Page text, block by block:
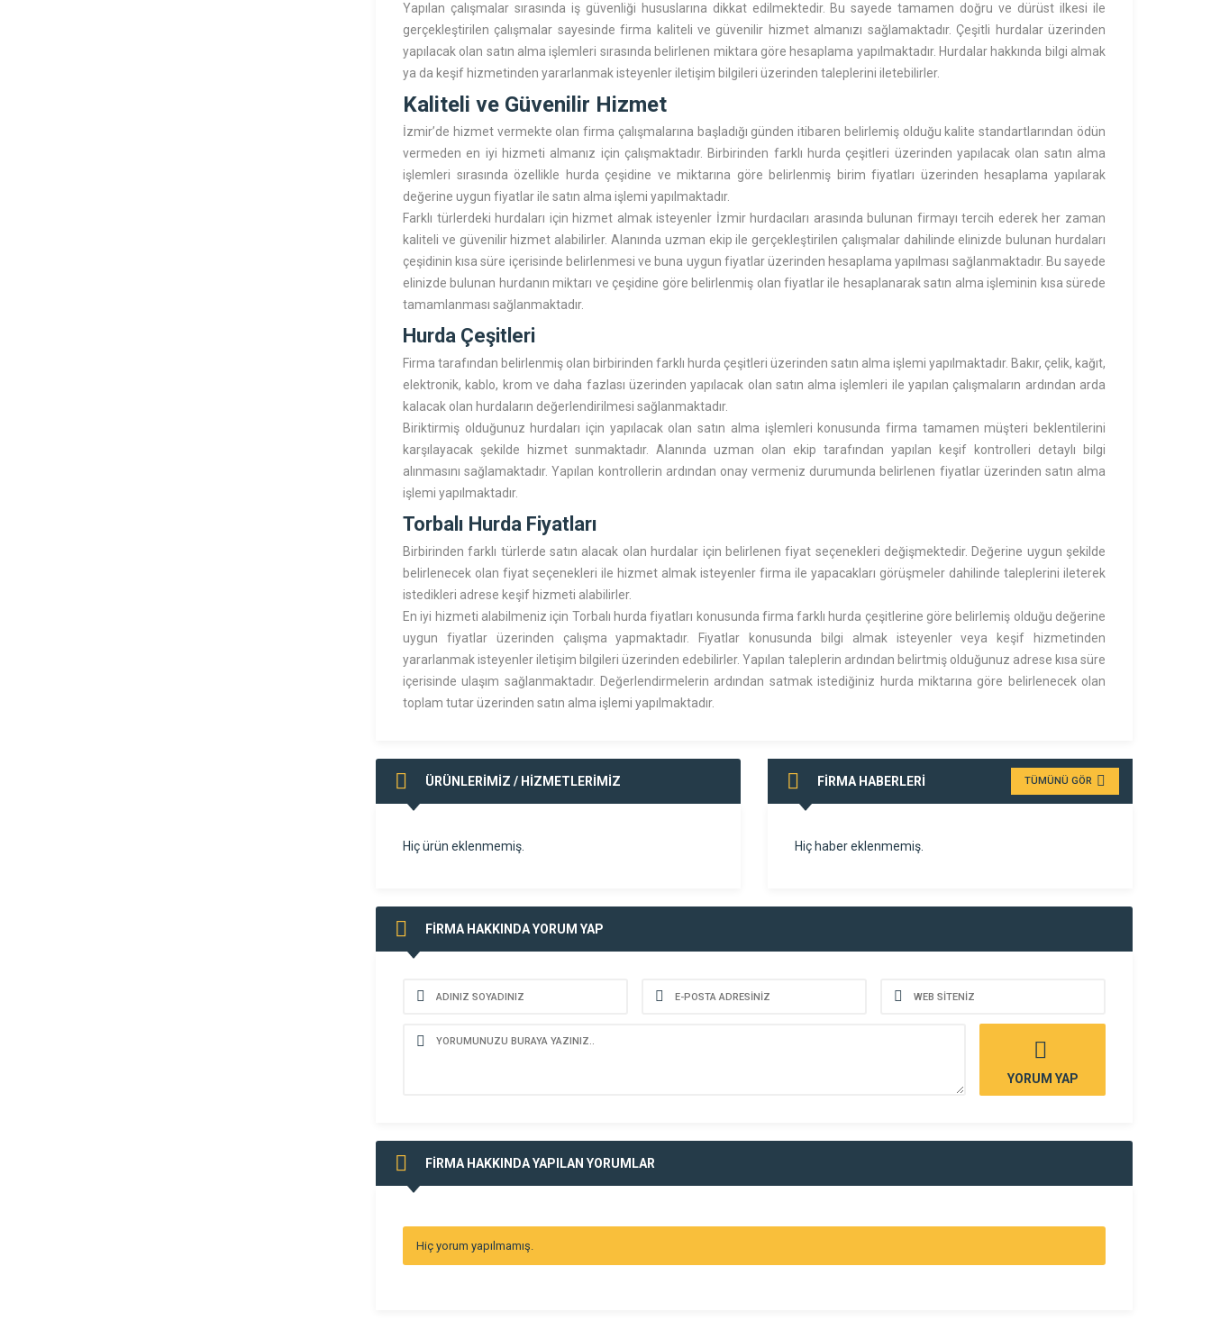
Yapılan çalışmalar sırasında iş güvenliği hususlarına dikkat edilmektedir. Bu sayede tamamen doğru ve dürüst ilkesi ile
gerçekleştirilen çalışmalar sayesinde firma kaliteli ve güvenilir hizmet almanızı sağlamaktadır. Çeşitli hurdalar üzerinden
yapılacak olan satın alma işlemleri sırasında belirlenen miktara göre hesaplama yapılmaktadır. Hurdalar hakkında bilgi almak
ya da keşif hizmetinden yararlanmak isteyenler iletişim bilgileri üzerinden taleplerini iletebilirler.
Kaliteli ve Güvenilir Hizmet
İzmir’de hizmet vermekte olan firma çalışmalarına başladığı günden itibaren belirlemiş olduğu kalite standartlarından ödün
vermeden en iyi hizmeti almanız için çalışmaktadır. Birbirinden farklı hurda çeşitleri üzerinden yapılacak olan satın alma
işlemleri sırasında özellikle hurda çeşidine ve miktarına göre belirlenmiş birim fiyatları üzerinden hesaplama yapılarak
değerine uygun fiyatlar ile satın alma işlemi yapılmaktadır.
Farklı türlerdeki hurdaları için hizmet almak isteyenler İzmir hurdacıları arasında bulunan firmayı tercih ederek her zaman
kaliteli ve güvenilir hizmet alabilirler. Alanında uzman ekip ile gerçekleştirilen çalışmalar dahilinde elinizde bulunan hurdaları
çeşidinin kısa süre içerisinde belirlenmesi ve buna uygun fiyatlar üzerinden hesaplama yapılması sağlanmaktadır. Bu sayede
elinizde bulunan hurdanın miktarı ve çeşidine göre belirlenmiş olan fiyatlar ile hesaplanarak satın alma işleminin kısa sürede
tamamlanması sağlanmaktadır.
Hurda Çeşitleri
Firma tarafından belirlenmiş olan birbirinden farklı hurda çeşitleri üzerinden satın alma işlemi yapılmaktadır. Bakır, çelik, kağıt,
elektronik, kablo, krom ve daha fazlası üzerinden yapılacak olan satın alma işlemleri ile yapılan çalışmaların ardından arda
kalacak olan hurdaların değerlendirilmesi sağlanmaktadır.
Biriktirmiş olduğunuz hurdaları için yapılacak olan satın alma işlemleri konusunda firma tamamen müşteri beklentilerini
karşılayacak şekilde hizmet sunmaktadır. Alanında uzman olan ekip tarafından yapılan keşif kontrolleri detaylı bilgi
alınmasını sağlamaktadır. Yapılan kontrollerin ardından onay vermeniz durumunda belirlenen fiyatlar üzerinden satın alma
işlemi yapılmaktadır.
Torbalı Hurda Fiyatları
Birbirinden farklı türlerde satın alacak olan hurdalar için belirlenen fiyat seçenekleri değişmektedir. Değerine uygun şekilde
belirlenecek olan fiyat seçenekleri ile hizmet almak isteyenler firma ile yapacakları görüşmeler dahilinde taleplerini ileterek
istedikleri adrese keşif hizmeti alabilirler.
En iyi hizmeti alabilmeniz için Torbalı hurda fiyatları konusunda firma farklı hurda çeşitlerine göre belirlemiş olduğu değerine
uygun fiyatlar üzerinden çalışma yapmaktadır. Fiyatlar konusunda bilgi almak isteyenler veya keşif hizmetinden
yararlanmak isteyenler iletişim bilgileri üzerinden edebilirler. Yapılan taleplerin ardından belirtmiş olduğunuz adrese kısa süre
içerisinde ulaşım sağlanmaktadır. Değerlendirmelerin ardından satmak istediğiniz hurda miktarına göre belirlenecek olan
toplam tutar üzerinden satın alma işlemi yapılmaktadır.
ÜRÜNLERİMİZ / HİZMETLERİMİZ
Hiç ürün eklenmemiş.
FİRMA HABERLERİ TÜMÜNÜ GÖR
Hiç haber eklenmemiş.
FİRMA HAKKINDA YORUM YAP
YORUM YAP
FİRMA HAKKINDA YAPILAN YORUMLAR
Hiç yorum yapılmamış.